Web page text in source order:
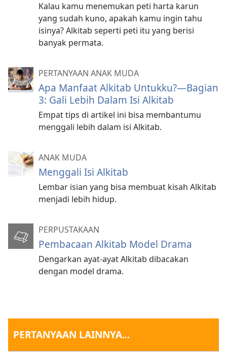
Kalau kamu menemukan peti harta karun
yang sudah kuno, apakah kamu ingin tahu
isinya? Alkitab seperti peti itu yang berisi
banyak permata.
PERTANYAAN ANAK MUDA
Apa Manfaat Alkitab Untukku?​—Bagian
3: Gali Lebih Dalam Isi Alkitab
Empat tips di artikel ini bisa membantumu
menggali lebih dalam isi Alkitab.
ANAK MUDA
Menggali Isi Alkitab
Lembar isian yang bisa membuat kisah Alkitab
menjadi lebih hidup.
PERPUSTAKAAN
Pembacaan Alkitab Model Drama
Dengarkan ayat-ayat Alkitab dibacakan
dengan model drama.
PERTANYAAN LAINNYA...